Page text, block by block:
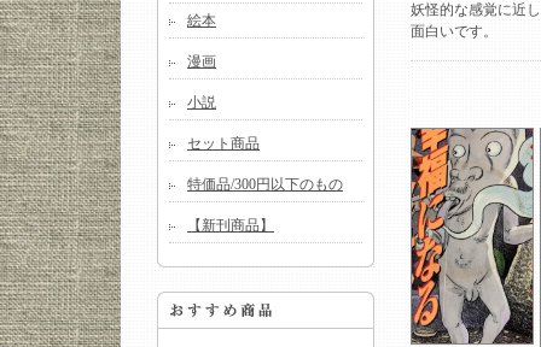
絵本
漫画
小説
セット商品
特価品/300円以下のもの
【新刊商品】
妖怪的な感覚に近
面白いです。